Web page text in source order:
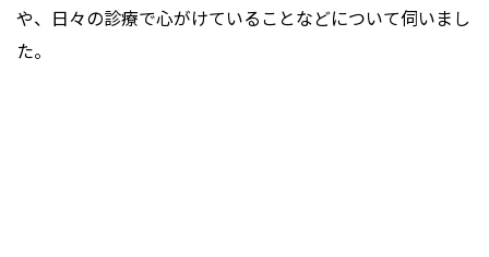
や、日々の診療で心がけていることなどについて伺いまし
た。